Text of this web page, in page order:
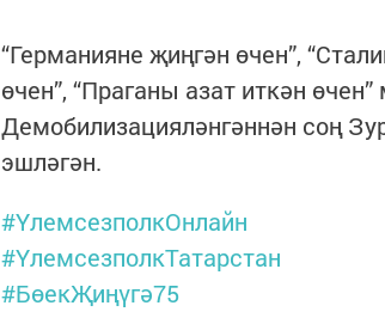
“Германияне җиңгән өчен”,
өчен”, “Праганы азат иткән
Демобилизацияләнгәннән соң
эшләгән.
#ҮлемсезполкОнлайн
#ҮлемсезполкТатарстан
#БөекҖиңүгә75